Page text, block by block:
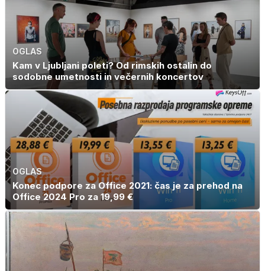
OGLAS
Kam v Ljubljani poleti? Od rimskih ostalin do
sodobne umetnosti in večernih koncertov
OGLAS
Konec podpore za Office 2021: čas je za prehod na
Office 2024 Pro za 19,99 €